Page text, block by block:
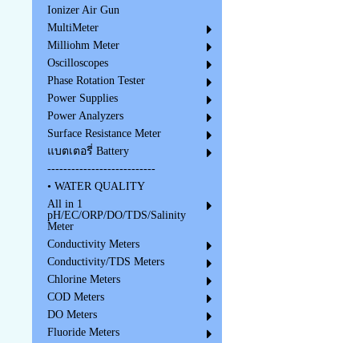
Ionizer Air Gun
MultiMeter
Milliohm Meter
Oscilloscopes
Phase Rotation Tester
Power Supplies
Power Analyzers
Surface Resistance Meter
แบตเตอรี่ Battery
---------------------------
• WATER QUALITY
All in 1
pH/EC/ORP/DO/TDS/Salinity
Meter
Conductivity Meters
Conductivity/TDS Meters
Chlorine Meters
COD Meters
DO Meters
Fluoride Meters